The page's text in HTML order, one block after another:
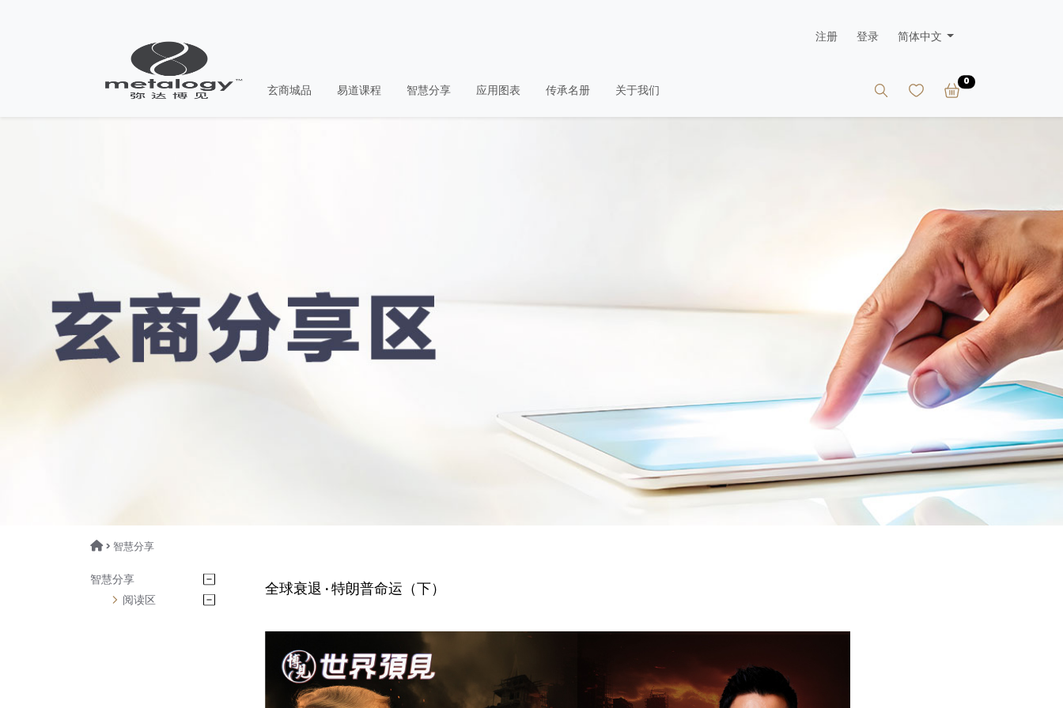
注册 登录 简体中文
玄商城品 易道课程 智慧分享 应用图表 传承名册 关于我们
0
> 智慧分享
智慧分享
阅读区
全球衰退 · 特朗普命运（下）